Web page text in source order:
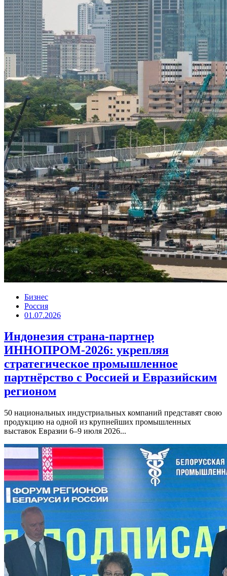
Бизнес
Россия
01.07.2026
Индонезия страна-партнер
ИННОПРОМ-2026: укрепляя
стратегическое промышленное
партнёрство с Россией и Евразийским
регионом
50 национальных индустриальных компаний представят свою
продукцию на одной из крупнейших промышленных
выставок Евразии 6–9 июля 2026...